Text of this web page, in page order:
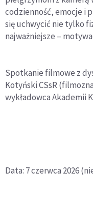
codzienność, emocje i
się uchwycić nie tylko
najważniejsze –
Spotkanie filmowe z
Kotyński CSsR
wykładowca Akademii
Data: 7 czerwca 2026